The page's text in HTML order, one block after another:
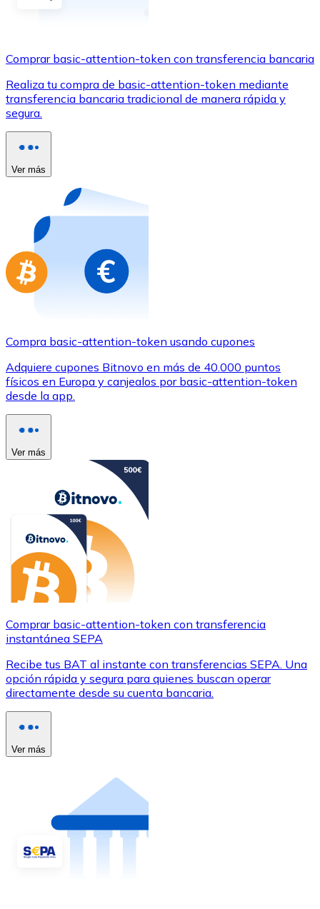
Tienda - Tarjetas regalo
Nuevo
Compra tarjetas regalo de tus marcas favoritas con
Comprar basic-attention-token con transferencia bancaria
Realiza tu compra de basic-attention-token mediante
transferencia bancaria tradicional de manera rápida y
segura.
Ver más
Compra basic-attention-token usando cupones
Adquiere cupones Bitnovo en más de 40.000 puntos
físicos en Europa y canjealos por basic-attention-token
desde la app.
Ver más
Comprar basic-attention-token con transferencia
instantánea SEPA
Recibe tus BAT al instante con transferencias SEPA. Una
opción rápida y segura para quienes buscan operar
directamente desde su cuenta bancaria.
Ver más